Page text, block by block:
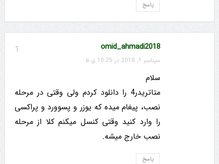
پاسخ
1 omid_ahmadi2018
سپتامبر 1, 2018 در 10:25 ق.ظ
سلام
متاتریدر4 را دانلود کردم ولی وقتی در مرحله
نصب، پیغام میده که یوزر و پسوورد و پراکسی
را وارد کنید وقتی کنسل میکنم کلا از مرحله
نصب خارج میشه.
پاسخ